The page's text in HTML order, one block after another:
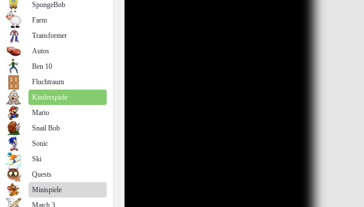
SpongeBob
Farm
Transformer
Autos
Ben 10
Fluchtraum
Kinderspiele
Mario
Snail Bob
Sonic
Ski
Quests
Minispiele
Match 3